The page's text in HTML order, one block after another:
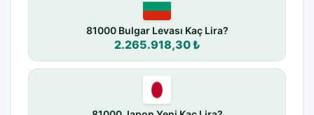
81000 Bulgar Levası Kaç Lira?
2.265.918,30 ₺